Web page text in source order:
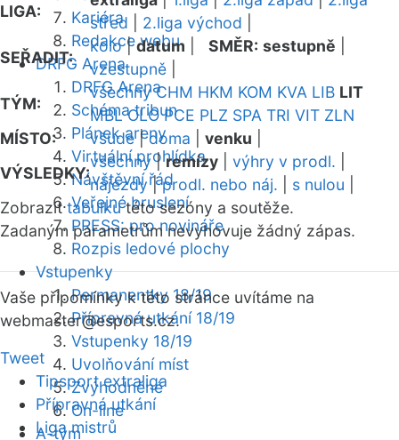
Kariéra
Redakce webu
DRFG Arena
DRFG Arena
Schéma tribun
Plánek areny
Virtuální prohlídka
Návštěvní řád
Veřejné bruslení
PRESS: pro novináře
Rozpis ledové plochy
Vstupenky
Permanentky 18/19
Přípravná utkání 18/19
Vstupenky 18/19
Uvolňování míst
Zvýhodněné
On-line
A-tým
LIGA:
střed
2.liga východ
SEŘADIT:
kolo|datum SMĚR: sestupně
vzestupně
TÝM:
všechny CHM HKM KOM KVA LIB LIT
MBL OLO PCE PLZ SPA TRI VIT ZLN
MÍSTO:
všude|doma venku
VÝSLEDKY:
všechny|remízy výhry v prodl.
nájezdy|prodl. nebo náj. s nulou
Zobrazittabulkutéto sezóny a soutěže.
Zadaným parametrům nevyhovuje žádný zápas.
Vaše připomínky k této stránce uvítáme na
webmaster@esports.cz.
Tweet
Tipsport extraliga
Přípravná utkání
Liga mistrů